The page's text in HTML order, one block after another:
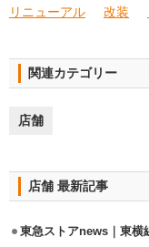
リニューアル 改装
関連カテゴリー
店舗
店舗 最新記事